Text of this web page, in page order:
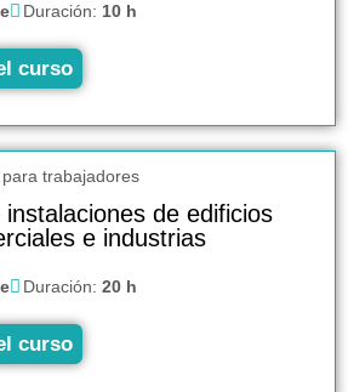
Duración: 10 h
curso
de edificios
e industrias
Duración: 20 h
curso